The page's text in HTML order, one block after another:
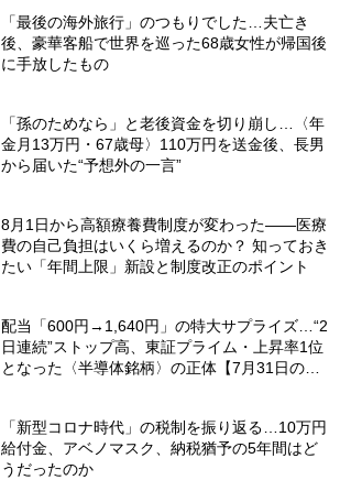
「最後の海外旅行」のつもりでした…夫亡き
後、豪華客船で世界を巡った68歳女性が帰国後
に手放したもの
「孫のためなら」と老後資金を切り崩し…〈年
金月13万円・67歳母〉110万円を送金後、長男
から届いた“予想外の一言”
8月1日から高額療養費制度が変わった――医療
費の自己負担はいくら増えるのか？ 知っておき
たい「年間上限」新設と制度改正のポイント
配当「600円→1,640円」の特大サプライズ…“2
日連続”ストップ高、東証プライム・上昇率1位
となった〈半導体銘柄〉の正体【7月31日の国
「新型コロナ時代」の税制を振り返る…10万円
給付金、アベノマスク、納税猶予の5年間はど
うだったのか